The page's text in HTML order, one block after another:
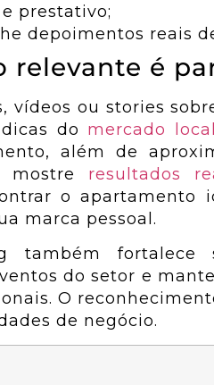
prestativo;
depoimentos reais
relevante é
vídeos ou stories
do mercado local
além de
mostre resultados
o apartamento
marca pessoal.
também fortalece
do setor e
O
de negócio.